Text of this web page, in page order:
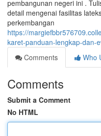
pembangunan negeri ini .
detail mengenai fasilitas
perkembangan
https://
karet-panduan-lengkap-dan-
Comments
Who
Comments
Submit a Comment
No HTML